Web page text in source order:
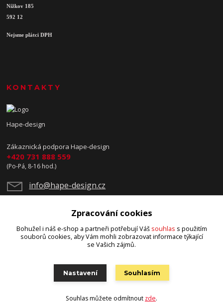
Nížkov 185
592 12
Nejsme plátci DPH
KONTAKTY
Hape-design
Zákaznická podpora Hape-design
+420 731 888 559
(Po-Pá, 8-16 hod.)
info@hape-design.cz
Zpracování cookies
Bohužel i náš e-shop a partneři potřebují Váš souhlas s použitím
souborů cookies, aby Vám mohli zobrazovat informace týkající
se Vašich zájmů.
Nastavení Souhlasím
Souhlas můžete odmítnout zde.